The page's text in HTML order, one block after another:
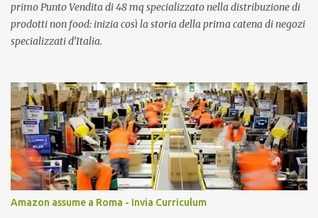
primo Punto Vendita di 48 mq specializzato nella distribuzione di
prodotti non food: inizia così la storia della prima catena di negozi
specializzati d’Italia.
Amazon assume a Roma - Invia Curriculum